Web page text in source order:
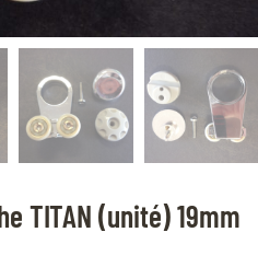
TITAN (unité) 19mm